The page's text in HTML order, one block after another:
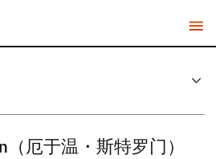
厄于温・斯特罗门）